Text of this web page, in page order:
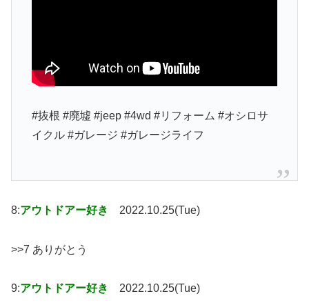
#抜根 #廃墟 #jeep #4wd #リフォーム #オシロサ
イクル #ガレージ #ガレージライフ
8:アウトドアー好き 2022.10.25(Tue)
>>7 ありがとう
9:アウトドアー好き 2022.10.25(Tue)